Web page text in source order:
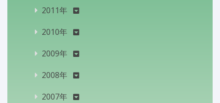
2011年
2010年
2009年
2008年
2007年